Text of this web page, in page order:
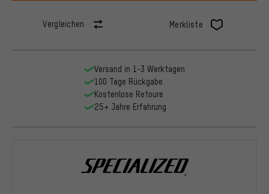
Vergleichen Merkliste
Versand in 1-3 Werktagen
100 Tage Rückgabe
Kostenlose Retoure
25+ Jahre Erfahrung